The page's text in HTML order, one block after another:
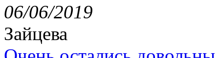
06/06/2019
Зайцева